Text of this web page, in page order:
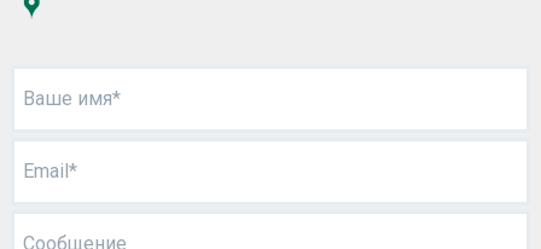
Ваше имя*
Email*
Сообщение